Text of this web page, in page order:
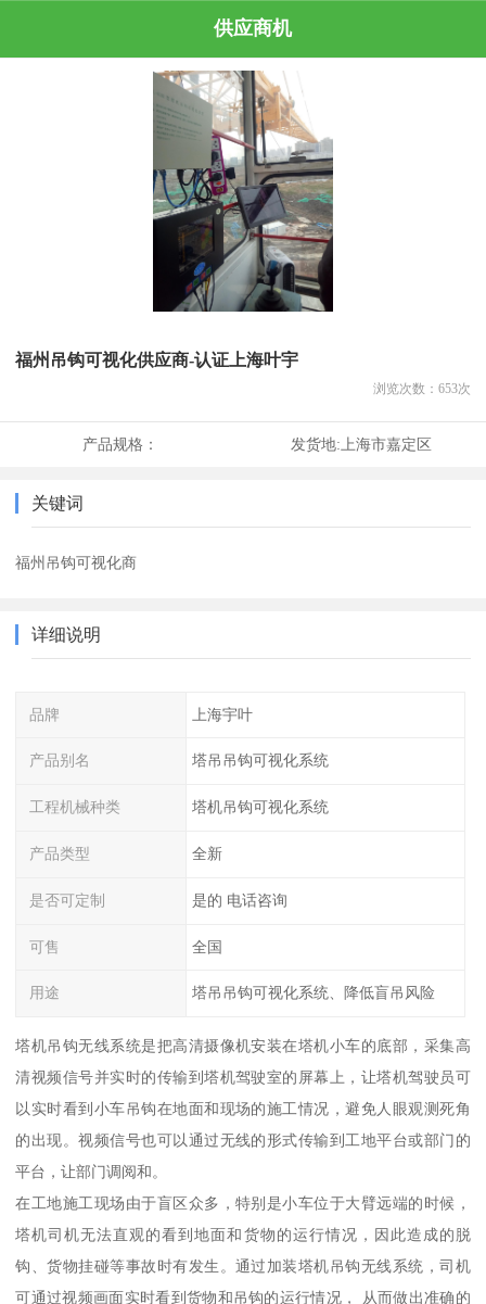
供应商机
福州吊钩可视化供应商-认证上海叶宇
浏览次数： 653次
产品规格： 发货地:上海市嘉定区
关键词
福州吊钩可视化商
详细说明
品牌 上海宇叶
产品别名 塔吊吊钩可视化系统
工程机械种类 塔机吊钩可视化系统
产品类型 全新
是否可定制 是的 电话咨询
可售 全国
用途 塔吊吊钩可视化系统、降低盲吊风险
塔机吊钩无线系统是把高清摄像机安装在塔机小车的底部，采集高
清视频信号并实时的传输到塔机驾驶室的屏幕上，让塔机驾驶员可
以实时看到小车吊钩在地面和现场的施工情况，避免人眼观测死角
的出现。视频信号也可以通过无线的形式传输到工地平台或部门的
平台，让部门调阅和。
在工地施工现场由于盲区众多，特别是小车位于大臂远端的时候，
塔机司机无法直观的看到地面和货物的运行情况，因此造成的脱
钩、货物挂碰等事故时有发生。通过加装塔机吊钩无线系统，司机
可通过视频画面实时看到货物和吊钩的运行情况， 从而做出准确的